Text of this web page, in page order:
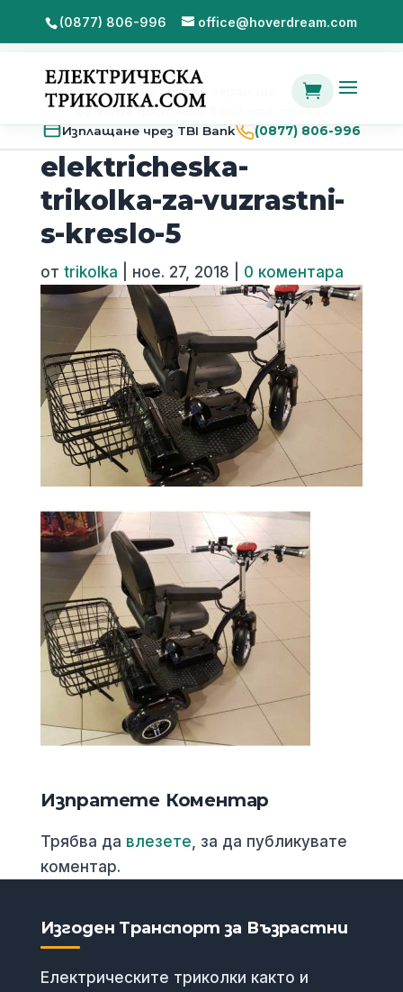
(0877) 806-996 office@hoverdream.com

2 години гаранция
Бърза доставка в цялата страна
Изплащане чрез TBI Bank
(0877) 806-996
elektricheska-
trikolka-za-vuzrastni-
s-kreslo-5
от trikolka ное. 27, 2018 0 коментара
Изпратете Коментар
Трябва да влезете , за да публикувате
коментар.
Изгоден Транспорт за Възрастни
Електрическите триколки както и